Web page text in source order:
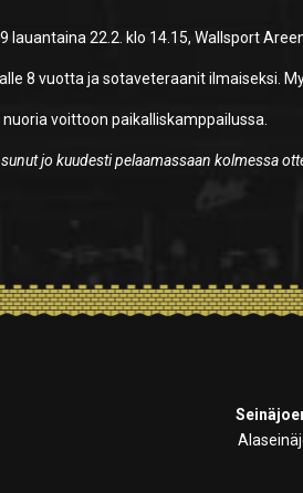
lauantaina 22.2. klo 14.15, Wallsport
8 vuotta ja sotaveteraanit ilmaiseksi.
voittoon paikalliskamppailussa.
jo kuudesti pelaamassaan kolmessa